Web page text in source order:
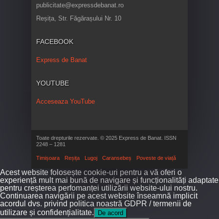
publicitate@expressdebanat.ro
Reșița, Str. Făgărașului Nr. 10
FACEBOOK
Express de Banat
YOUTUBE
Acceseaza YouTube
Toate drepturile rezervate. © 2025 Express de Banat. ISSN
2248 – 1281
Timișoara Reșița Lugoj Caransebeș Poveste de viață
Acest website folosește cookie-uri pentru a vă oferi o
experiență mult mai bună de navigare și funcționalități adaptate
pentru creșterea perfomanței utilizării website-ului nostru.
Continuarea navigării pe acest website înseamnă implicit
acordul dvs. privind politica noastră GDPR / termenii de
utilizare și confidențialitate.
De acord